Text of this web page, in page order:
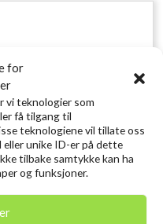
for
vi teknologier som
få tilgang til
teknologiene vil tillate oss
unike ID-er på dette
tilbake samtykke kan ha
og funksjoner.
SAVAGE GEAR LB Cannibal
Shad 6.8cm 3g Firetiger